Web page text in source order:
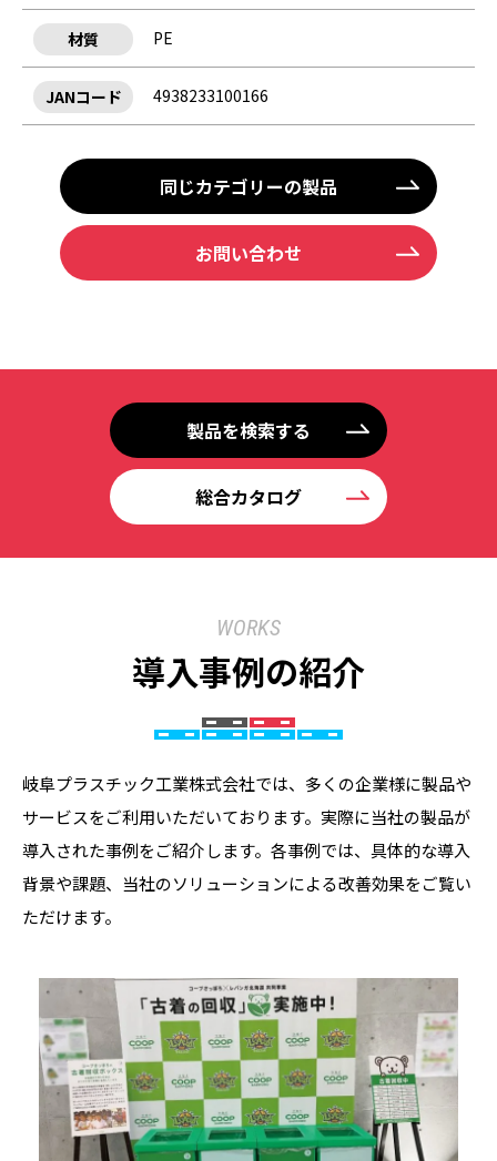
材質 PE
JANコード 4938233100166
同じカテゴリーの製品
お問い合わせ
製品を検索する
総合カタログ
WORKS
導入事例の紹介
岐阜プラスチック工業株式会社では、多くの企業様に製品や
サービスをご利用いただいております。実際に当社の製品が
導入された事例をご紹介します。各事例では、具体的な導入
背景や課題、当社のソリューションによる改善効果をご覧い
ただけます。